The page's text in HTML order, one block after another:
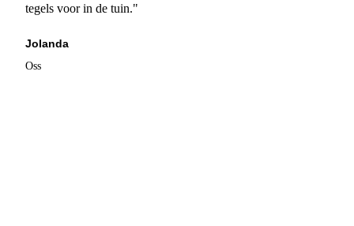
tegels voor in de tuin."
Jolanda
Oss